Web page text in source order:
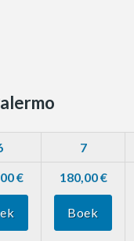
7
€ 180,00 €
Boek